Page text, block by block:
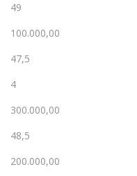
49
100.000,00
47,5
4
300.000,00
48,5
200.000,00